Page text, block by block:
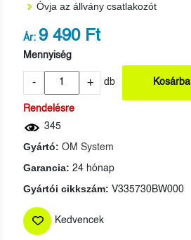
Óvja az állvány csatlakozót
Ár: 9 490 Ft
Mennyiség
- + db Kosárba
Rendelésre
345
Gyártó: OM System
Garancia: 24 hónap
Gyártói cikkszám: V335730BW000
Kedvencek